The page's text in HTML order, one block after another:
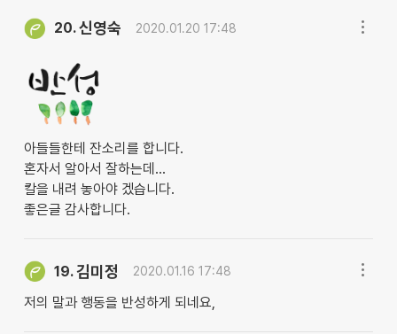
20.신영숙 2020.01.20 17:48
아들들한테 잔소리를 합니다.
혼자서 알아서 잘하는데...
칼을 내려 놓아야 겠습니다.
좋은글 감사합니다.
19.김미정 2020.01.16 17:48
저의 말과 행동을 반성하게 되네요,